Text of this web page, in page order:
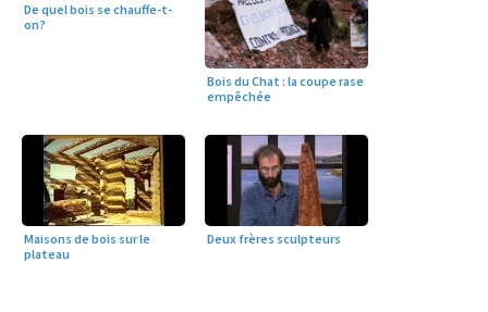
De quel bois se chauffe-t-
on?
Bois du Chat : la coupe rase
empêchée
Maisons de bois sur le
plateau
Deux frères sculpteurs